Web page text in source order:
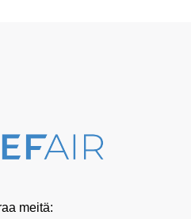
meitä: